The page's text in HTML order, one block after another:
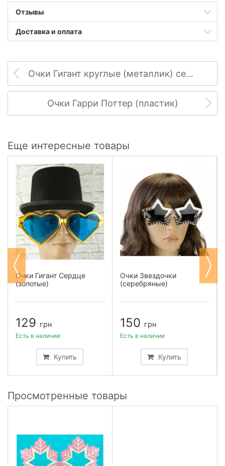
Отзывы
Доставка и оплата
Очки Гигант круглые (металлик) серебро
Очки Гарри Поттер (пластик)
Еще интересные товары
Очки Гигант Сердце
(золотые)
129 грн
Купить
Есть в наличии
Очки Звездочки
(серебряные)
150 грн
Купить
Есть в наличии
Просмотренные товары